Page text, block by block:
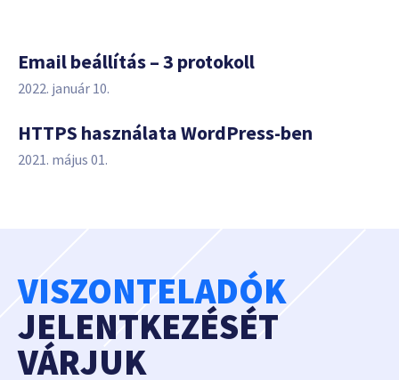
Email beállítás – 3 protokoll
2022. január 10.
HTTPS használata WordPress-ben
2021. május 01.
VISZONTELADÓK
JELENTKEZÉSÉT
VÁRJUK